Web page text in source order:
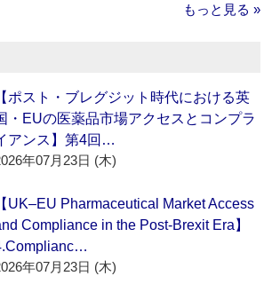
もっと見る »
【ポスト・ブレグジット時代における英
・EUの医薬品市場アクセスとコンプラ
アンス】第4回…
年07月23日 (木)
【UK–EU Pharmaceutical Market Access
Compliance in the Post-Brexit Era】
年07月23日 (木)